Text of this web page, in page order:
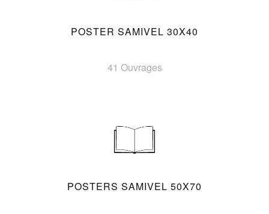
POSTER SAMIVEL 30X40
41 Ouvrages
POSTERS SAMIVEL 50X70